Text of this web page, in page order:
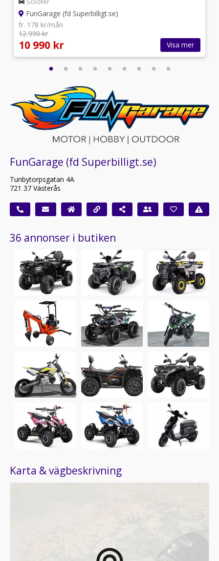
FunGarage (fd Superbilligt.se)
fr. 178 kr/mån
12 990 kr
10 990 kr Visa mer
FunGarage (fd Superbilligt.se)
Tunbytorpsgatan 4A
721 37 Västerås
36 annonser i butiken
Karta & vägbeskrivning